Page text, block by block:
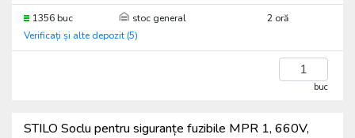
1356 buc stoc general
2 oră
Verificați și alte depozit (5)
buc
STILO Soclu pentru siguranțe fuzibile MPR 1, 660V,